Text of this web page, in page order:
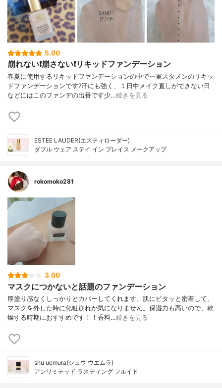
5.00
崩れない❗️崩さない❗️リキッドファンデーション
春夏に使用するリキッドファンデーションの中で一軍スタメンのリキッ
ドファンデーションです?汗にも強く、１日中メイク直しができない日
などにはこのファンデの出番です少…続きを見る
ESTEE LAUDER(エスティローダー)
ダブル ウェア ステイ イン プレイス メークアップ
rokomoko281
3.00
マスクにつかないと話題のファンデーション
厚塗り感なくしっかりとカバーしてくれます。肌にピタッと密着して、
マスクを外した時に化粧崩れが気になりません。保湿力も高いので、乾
燥する時期におすすめです！！香料…続きを見る
shu uemura(シュウ ウエムラ)
アンリミテッド ラスティング フルイド